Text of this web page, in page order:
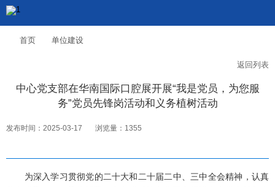
首页 单位建设
返回列表
中心党支部在华南国际口腔展开展“我是党员，为您服
务”党员先锋岗活动和义务植树活动
发布时间：2025-03-17 浏览量：1355
为深入学习贯彻党的二十大和二十届二中、三中全会精神，认真